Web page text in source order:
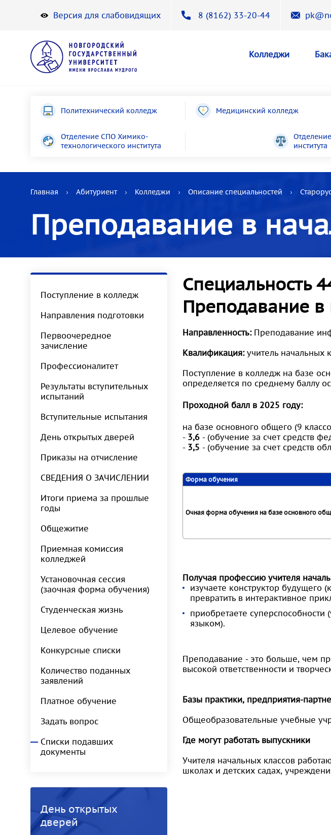
Версия для слабовидящих 8 (8162) 33-20-44
Колледжи
Политехнический колледж Медицинский колледж
Отделение СПО Химико-
технологического института
института
Главная Абитуриент Колледжи Описание специальностей
Преподавание в
Поступление в колледж
Направления подготовки
Первоочередное
зачисление
Профессионалитет
Результаты вступительных
испытаний
Вступительные испытания
День открытых дверей
Приказы на отчисление
СВЕДЕНИЯ О ЗАЧИСЛЕНИИ
Итоги приема за прошлые
годы
Общежитие
Приемная комиссия
колледжей
Установочная сессия
(заочная форма обучения)
Студенческая жизнь
Целевое обучение
Конкурсные списки
Количество поданных
заявлений
Платное обучение
Задать вопрос
Списки подавших
документы
День открытых
дверей
Специальность
Преподавание в
Направленность:Преподавание
Квалификация:учитель начальных
Поступление в колледж на базе
определяется по среднему баллу
Проходной балл в 2025 году:
на базе основного общего (9
- 3,6 - (обучение за счет средств
- 3,5 - (обучение за счет средств
Форма обучения
Очная форма обучения на базе основного
Получая профессию учителя
изучаете конструктор будущего
превратить в интерактивное
приобретаете
языком).
Преподавание - это больше, чем
высокой ответственности и
Базы практики, предприятия-
Общеобразовательные учебные
Где могут работать выпускники
Учителя начальных классов
школах и детских садах,